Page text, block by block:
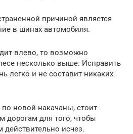
причиной является
в шинах автомобиля.
влево, то возможно
несколько выше. Исправить
легко и не составит никаких
по новой накачаны, стоит
дорогам для того, чтобы
действительно исчез.